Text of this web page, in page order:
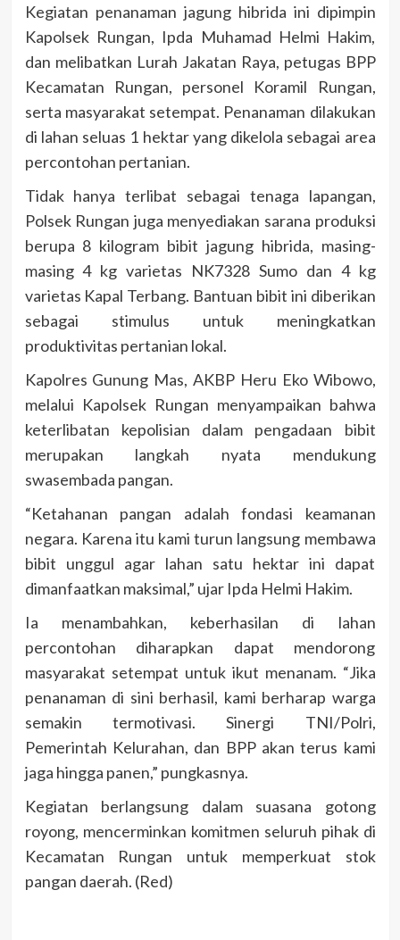
Kegiatan penanaman jagung hibrida ini dipimpin
Kapolsek Rungan, Ipda Muhamad Helmi Hakim,
dan melibatkan Lurah Jakatan Raya, petugas BPP
Kecamatan Rungan, personel Koramil Rungan,
serta masyarakat setempat. Penanaman dilakukan
di lahan seluas 1 hektar yang dikelola sebagai area
percontohan pertanian.
Tidak hanya terlibat sebagai tenaga lapangan,
Polsek Rungan juga menyediakan sarana produksi
berupa 8 kilogram bibit jagung hibrida, masing-
masing 4 kg varietas NK7328 Sumo dan 4 kg
varietas Kapal Terbang. Bantuan bibit ini diberikan
sebagai stimulus untuk meningkatkan
produktivitas pertanian lokal.
Kapolres Gunung Mas, AKBP Heru Eko Wibowo,
melalui Kapolsek Rungan menyampaikan bahwa
keterlibatan kepolisian dalam pengadaan bibit
merupakan langkah nyata mendukung
swasembada pangan.
“Ketahanan pangan adalah fondasi keamanan
negara. Karena itu kami turun langsung membawa
bibit unggul agar lahan satu hektar ini dapat
dimanfaatkan maksimal,” ujar Ipda Helmi Hakim.
Ia menambahkan, keberhasilan di lahan
percontohan diharapkan dapat mendorong
masyarakat setempat untuk ikut menanam. “Jika
penanaman di sini berhasil, kami berharap warga
semakin termotivasi. Sinergi TNI/Polri,
Pemerintah Kelurahan, dan BPP akan terus kami
jaga hingga panen,” pungkasnya.
Kegiatan berlangsung dalam suasana gotong
royong, mencerminkan komitmen seluruh pihak di
Kecamatan Rungan untuk memperkuat stok
pangan daerah. (Red)